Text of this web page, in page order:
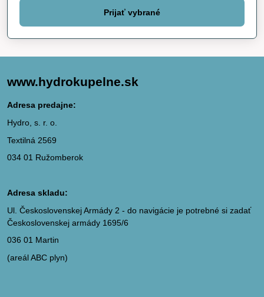
Prijať vybrané
www.hydrokupelne.sk
Adresa predajne:
Hydro, s. r. o.
Textilná 2569
034 01 Ružomberok
Adresa skladu:
Ul. Československej Armády 2 - do navigácie je potrebné si zadať
Československej armády 1695/6
036 01 Martin
(areál ABC plyn)